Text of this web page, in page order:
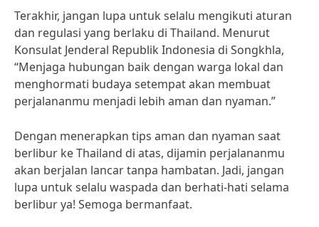
Terakhir, jangan lupa untuk selalu mengikuti aturan
dan regulasi yang berlaku di Thailand. Menurut
Konsulat Jenderal Republik Indonesia di Songkhla,
“Menjaga hubungan baik dengan warga lokal dan
menghormati budaya setempat akan membuat
perjalananmu menjadi lebih aman dan nyaman.”
Dengan menerapkan tips aman dan nyaman saat
berlibur ke Thailand di atas, dijamin perjalananmu
akan berjalan lancar tanpa hambatan. Jadi, jangan
lupa untuk selalu waspada dan berhati-hati selama
berlibur ya! Semoga bermanfaat.